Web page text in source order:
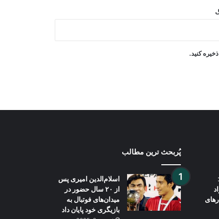
افغانستان
کنید.
پُربحث ترین مطالب
اسلام‌الدین امیری پس
از ۲۰ سال حضور در
میدان‌های فوتبال به
بازیگری خود پایان داد